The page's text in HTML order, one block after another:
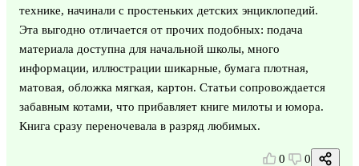
технике, начинали с простеньких детских энциклопедий.
Эта выгодно отличается от прочих подобных: подача
материала доступна для начальной школы, много
информации, иллюстрации шикарные, бумага плотная,
матовая, обложка мягкая, картон. Статьи сопровождается
забавным котами, что прибавляет книге милоты и юмора.
Книга сразу переночевала в разряд любимых.
0 0